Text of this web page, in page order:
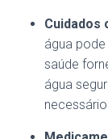
Cuidados
água
saúde
água